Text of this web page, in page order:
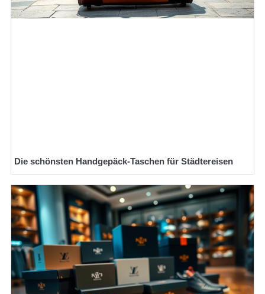
Die schönsten Handgepäck-Taschen für Städtereisen